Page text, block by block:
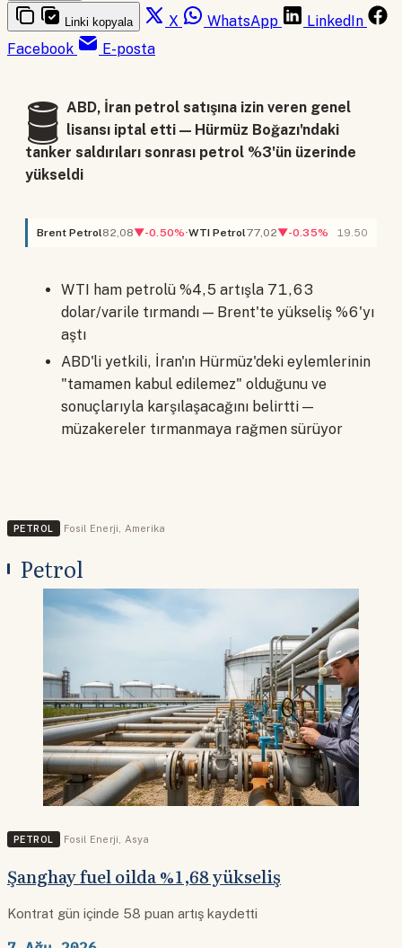
Linki kopyala X WhatsApp
LinkedIn
Facebook
E-posta
🛢️ ABD, İran petrol satışına izin veren genel
lisansı iptal etti — Hürmüz Boğazı'ndaki
tanker saldırıları sonrası petrol %3'ün üzerinde
yükseldi
Brent Petrol82,08▼-0.50% WTI Petrol77,02▼-0.35% 19.50
WTI ham petrolü %4,5 artışla 71,63
dolar/varile tırmandı — Brent'te yükseliş %6'yı
aştı
ABD'li yetkili, İran'ın Hürmüz'deki eylemlerinin
"tamamen kabul edilemez" olduğunu ve
sonuçlarıyla karşılaşacağını belirtti —
müzakereler tırmanmaya rağmen sürüyor
PETROL Fosil Enerji Amerika
Petrol
PETROL Fosil Enerji Asya
Şanghay fuel oilda %1,68 yükseliş
Kontrat gün içinde 58 puan artış kaydetti